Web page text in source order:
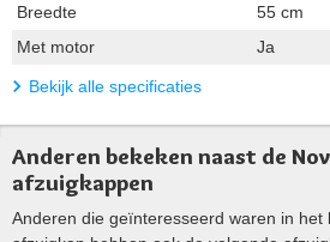
Breedte
55 cm
Met motor
Ja
Bekijk alle specificaties
Anderen bekeken naast de
afzuigkappen
Anderen die geïnteresseerd waren in het